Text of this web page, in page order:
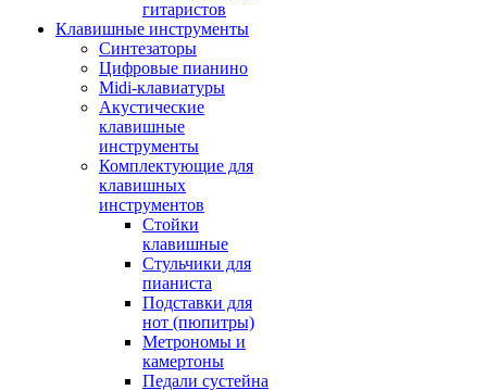
гитаристов
Клавишные инструменты
Синтезаторы
Цифровые пианино
Midi-клавиатуры
Акустические
клавишные
инструменты
Комплектующие для
клавишных
инструментов
Стойки
клавишные
Стульчики для
пианиста
Подставки для
нот (пюпитры)
Метрономы и
камертоны
Педали сустейна